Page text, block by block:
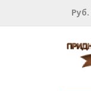
Руб.